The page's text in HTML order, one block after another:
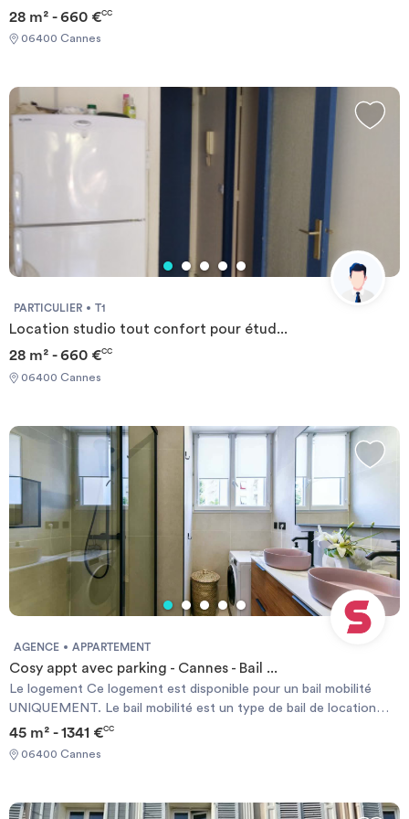
28 m² - 660 €CC
06400 Cannes
PARTICULIER T1
Location studio tout confort pour étud...
28 m² - 660 €CC
06400 Cannes
AGENCE APPARTEMENT
Cosy appt avec parking - Cannes - Bail ...
Le logement Ce logement est disponible pour un bail mobilité
UNIQUEMENT. Le bail mobilité est un type de bail de location
meublée de courte durée. Il vise à faciliter la mobilité des
locataires, et notamment ceux amenés à déménager pour des
appartement de 45m2 situé au 1ème étage (avec ascenseur) se
45 m² - 1341 €CC
06400 Cannes